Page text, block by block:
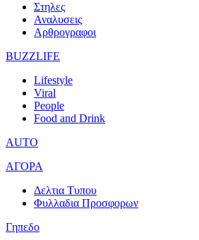
Στηλες
Αναλυσεις
Αρθρογραφοι
BUZZLIFE
Lifestyle
Viral
People
Food and Drink
AUTO
ΑΓΟΡΑ
Δελτια Τυπου
Φυλλαδια Προσφορων
Γηπεδο